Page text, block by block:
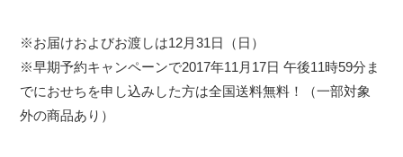
※お届けおよびお渡しは12月31日（日）
※早期予約キャンペーンで2017年11月17日 午後11時59分ま
でにおせちを申し込みした方は全国送料無料！（一部対象
外の商品あり）